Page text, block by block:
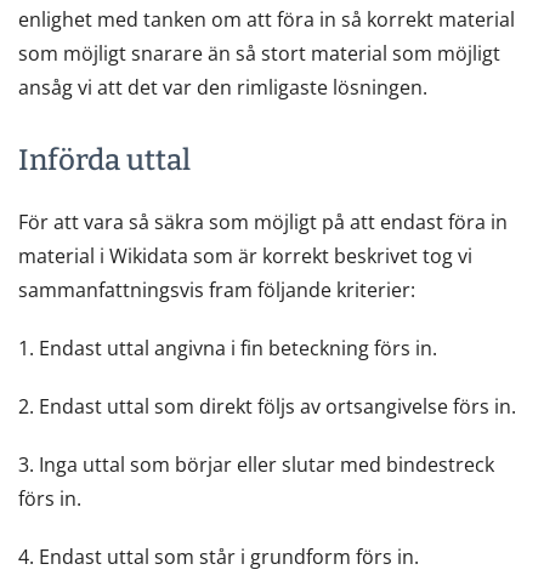
enlighet med tanken om att föra in så korrekt material
som möjligt snarare än så stort material som möjligt
ansåg vi att det var den rimligaste lösningen.
Införda uttal
För att vara så säkra som möjligt på att endast föra in
material i Wikidata som är korrekt beskrivet tog vi
sammanfattningsvis fram följande kriterier:
1. Endast uttal angivna i fin beteckning förs in.
2. Endast uttal som direkt följs av ortsangivelse förs in.
3. Inga uttal som börjar eller slutar med bindestreck
förs in.
4. Endast uttal som står i grundform förs in.